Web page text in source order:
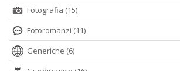
Fotografia (15)
Fotoromanzi (11)
Generiche (6)